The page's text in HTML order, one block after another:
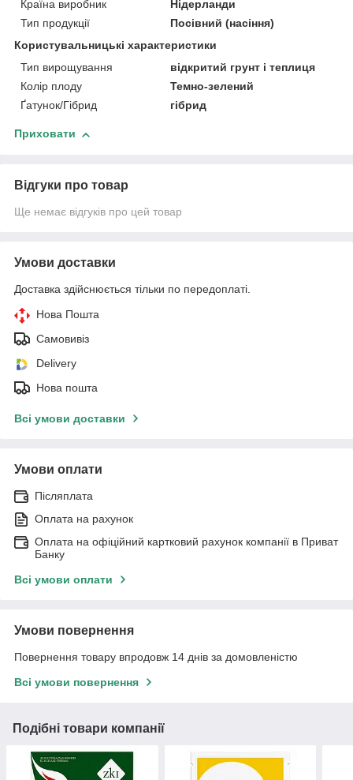
Країна виробник
Нідерланди
Тип продукції
Посівний (насіння)
Користувальницькі характеристики
Тип вирощування
відкритий грунт і теплиця
Колір плоду
Темно-зелений
Ґатунок/Гібрид
гібрид
Приховати
Відгуки про товар
Ще немає відгуків про цей товар
Умови доставки
Доставка здійснюється тільки по передоплаті.
Нова Пошта
Самовивіз
Delivery
Нова пошта
Всі умови доставки
Умови оплати
Післяплата
Оплата на рахунок
Оплата на офіційний картковий рахунок компанії в Приват
Банку
Всі умови оплати
Умови повернення
Повернення товару впродовж 14 днів за домовленістю
Всі умови повернення
Подібні товари компанії